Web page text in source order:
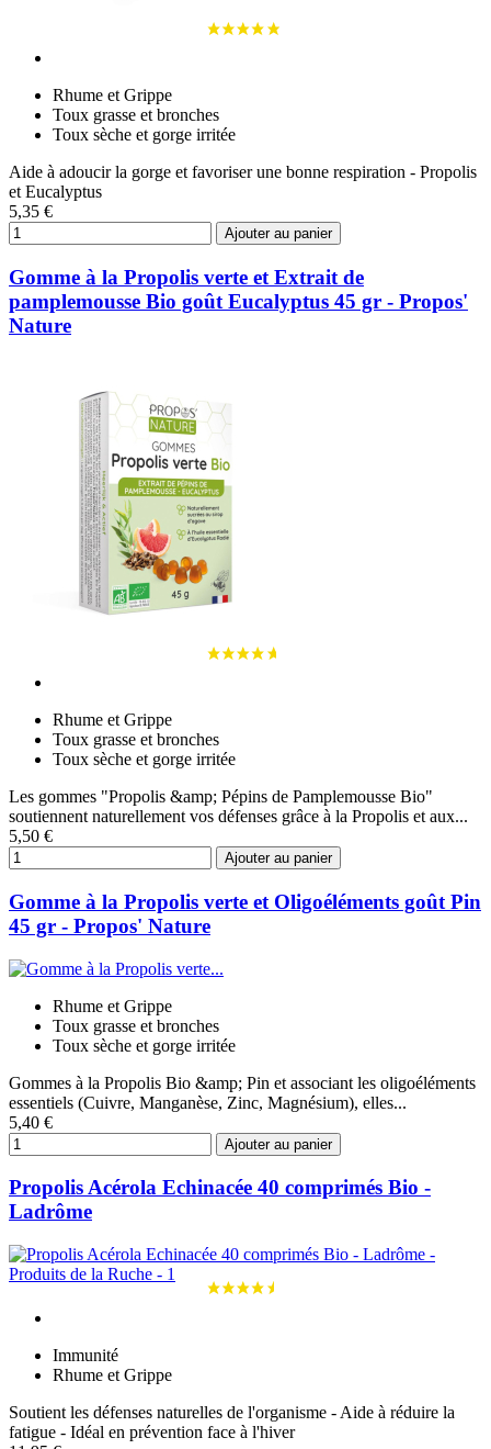
Rhume et Grippe
Toux grasse et bronches
Toux sèche et gorge irritée
Aide à adoucir la gorge et favoriser une bonne respiration - Propolis
et Eucalyptus
5,35 €
Ajouter au panier
Gomme à la Propolis verte et Extrait de
pamplemousse Bio goût Eucalyptus 45 gr - Propos'
Nature
Rhume et Grippe
Toux grasse et bronches
Toux sèche et gorge irritée
Les gommes "Propolis &amp; Pépins de Pamplemousse Bio"
soutiennent naturellement vos défenses grâce à la Propolis et aux...
5,50 €
Ajouter au panier
Gomme à la Propolis verte et Oligoéléments goût Pin
45 gr - Propos' Nature
Rhume et Grippe
Toux grasse et bronches
Toux sèche et gorge irritée
Gommes à la Propolis Bio &amp; Pin et associant les oligoéléments
essentiels (Cuivre, Manganèse, Zinc, Magnésium), elles...
5,40 €
Ajouter au panier
Propolis Acérola Echinacée 40 comprimés Bio -
Ladrôme
Immunité
Rhume et Grippe
Soutient les défenses naturelles de l'organisme - Aide à réduire la
fatigue - Idéal en prévention face à l'hiver